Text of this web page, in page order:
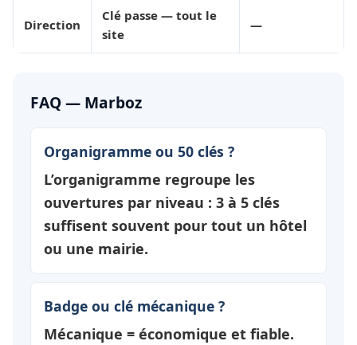
Direction
Clé passe — tout le
site
—
FAQ — Marboz
Organigramme ou 50 clés ?
L’organigramme regroupe les
ouvertures par niveau : 3 à 5 clés
suffisent souvent pour tout un hôtel
ou une mairie.
Badge ou clé mécanique ?
Mécanique = économique et fiable.